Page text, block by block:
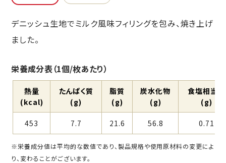
デニッシュ生地でミルク風味フィリングを包み、焼き上げ
ました。
栄養成分表（1個/枚あたり）
熱量
(kcal)
たんぱく質
(g)
脂質
(g)
炭⽔化物
(g)
⾷塩相当量
(g)
453 7.7 21.6 56.8 0.71
※栄養成分値は平均的な数値であり、製品規格や使用原材料の変更によ
り、変わることがございます。